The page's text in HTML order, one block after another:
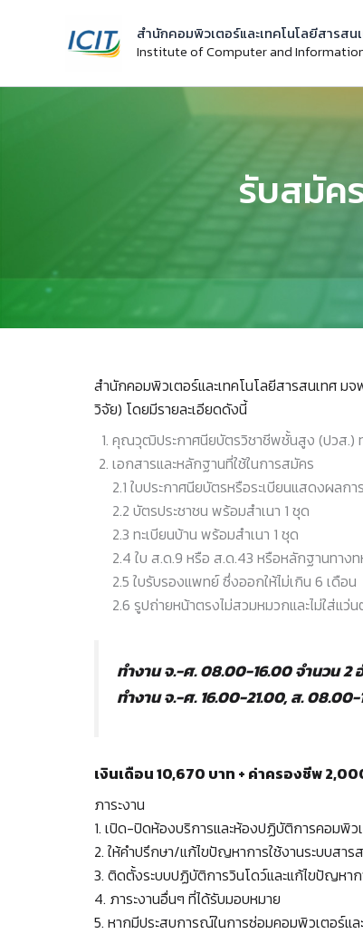
สำนักคอมพิวเตอร์และเทคโนโลยีสารสน
Institute of Computer and
รับสมัค
สำนักคอมพิวเตอร์และเทคโนโลยีสารสนเทศ ม
วิจัย) โดยมีรายละเอียดดังนี้
คุณวุฒิประกาศนียบัตรวิชาชีพชั้นสูง (ปวส.)
เอกสารและหลักฐานที่ใช้ในการสมัคร
2.1 ใบประกาศนียบัตรหรือระเบียนแสดงผลก
2.2 บัตรประชาชน พร้อมสําเนา 1 ชุด
2.3 ทะเบียนบ้าน พร้อมสําเนา 1 ชุด
2.4 ใบ ส.ด.9 หรือ ส.ด.43 หรือหลักฐานทาง
2.5 ใบรับรองแพทย์ ซึ่งออกให้ไม่เกิน 6 เดือน
2.6 รูปถ่ายหน้าตรงไม่สวมหมวกและไม่ใส่แว่
ทำงาน จ.-ศ. 08.00-16.00 จำนวน 2
ทำงาน จ.-ศ. 16.00-21.00, ส. 08.00-
เงินเดือน 10,670 บาท + ค่าครองชีพ
ภาระงาน
1. เปิด-ปิดห้องบริการและห้องปฏิบัติการคอมพิว
2. ให้คำปรึกษา/แก้ไขปัญหาการใช้งานระบบสาร
3. ติดตั้งระบบปฏิบัติการวินโดว์และแก้ไขปัญหา
4. ภาระงานอื่นๆ ที่ได้รับมอบหมาย
5. หากมีประสบการณ์ในการซ่อมคอมพิวเตอร์แ